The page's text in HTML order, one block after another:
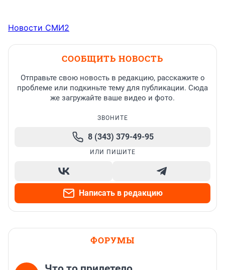
Новости СМИ2
СООБЩИТЬ НОВОСТЬ
Отправьте свою новость в редакцию, расскажите о
проблеме или подкиньте тему для публикации. Сюда
же загружайте ваше видео и фото.
ЗВОНИТЕ
8 (343) 379-49-95
ИЛИ ПИШИТЕ
Написать в редакцию
ФОРУМЫ